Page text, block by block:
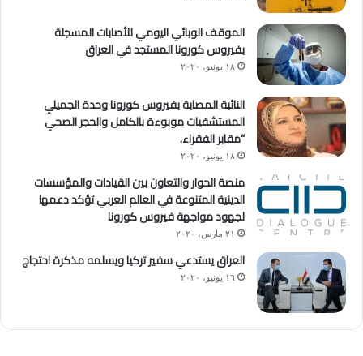
الموقف الوبائي اليومي للأصابات المسجلة
بفيروس كورونا المستجد في العراق
١٨ يونيو، ٢٠٢٠
النائبة المصابة بفيروس كورونا وحدة الجميلي
المستشفيات موبوءة بالكامل والحجر الصحي
“مقابر الفقراء.
١٨ يونيو، ٢٠٢٠
منصة الحوار والتعاون بين القيادات والمؤسسات
الدينية المتنوعة في العالم العربي تؤكد دعمها
لجهود مواجهة فيروس كورونا
٢١ مارس، ٢٠٢٠
العراق يستدعي سفير تركيا ويسلمه مذكرة احتجاج
١٦ يونيو، ٢٠٢٠